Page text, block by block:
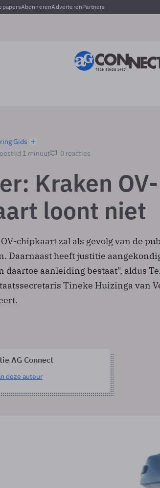
AbonnerenAdverterenPartners
Gids
1 minuut 0 reacties
Kraken OV-
loont niet
chipkaart zal als gevolg van de
Daarnaast heeft justitie
daartoe aanleiding bestaat", aldus
Tineke Huizinga van
AG Connect
deze auteur